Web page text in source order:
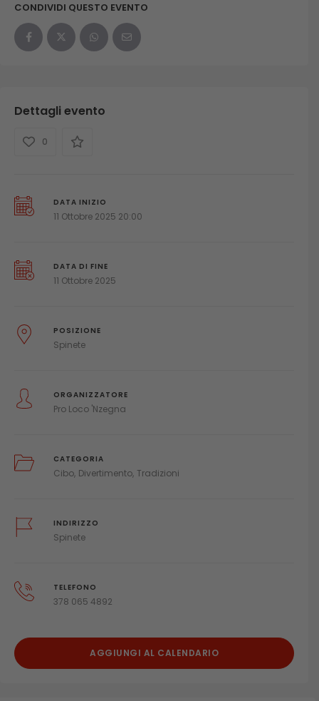
CONDIVIDI QUESTO EVENTO
Dettagli evento
0
DATA INIZIO
11 Ottobre 2025 20:00
DATA DI FINE
11 Ottobre 2025
POSIZIONE
Spinete
ORGANIZZATORE
Pro Loco 'Nzegna
CATEGORIA
Cibo Divertimento Tradizioni
INDIRIZZO
Spinete
TELEFONO
378 065 4892
AGGIUNGI AL CALENDARIO